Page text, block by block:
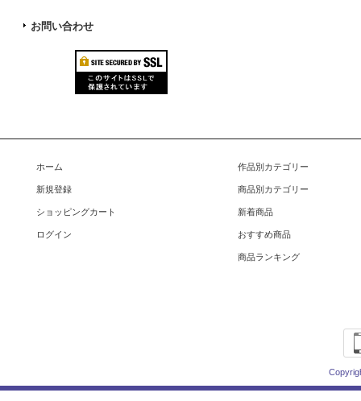
お問い合わせ
ホーム
新規登録
ショッピングカート
ログイン
作品別カテゴリー
商品別カテゴリー
新着商品
おすすめ商品
商品ランキング